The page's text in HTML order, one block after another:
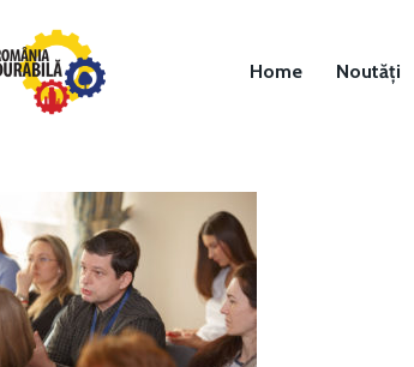
Hit enter to search or ESC to close
Home Noutăți